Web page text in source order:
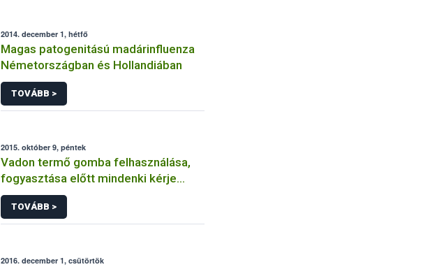
2014. december 1, hétfő
Magas patogenitású madárinfluenza
Németországban és Hollandiában
TOVÁBB >
2015. október 9, péntek
Vadon termő gomba felhasználása,
fogyasztása előtt mindenki kérje
szakellenőr vizsgálatát!
TOVÁBB >
2016. december 1, csütörtök